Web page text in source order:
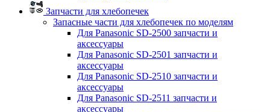
Запчасти для хлебопечек
Запасные части для хлебопечек по моделям
Для Panasonic SD-2500 запчасти и
аксессуары
Для Panasonic SD-2501 запчасти и
аксессуары
Для Panasonic SD-2510 запчасти и
аксессуары
Для Panasonic SD-2511 запчасти и
аксессуары